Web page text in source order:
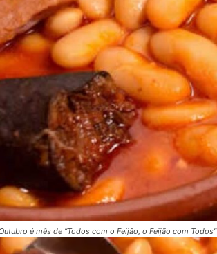
é mês de “Todos com o Feijão, o Feijão com Todos”